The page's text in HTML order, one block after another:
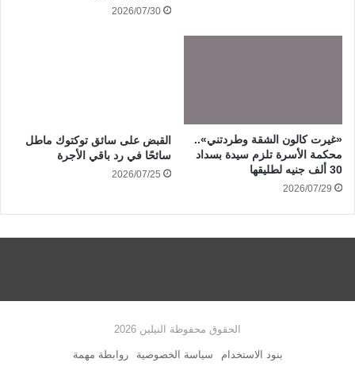
2026/07/30
«غيرت كالون الشقة وطردتني»..
محكمة الأسرة تلزم سيدة بسداد
30 ألف جنيه لطليقها
2026/07/29
القبض على سائق توكتوك ماطل
سائحًا في رد باقي الأجرة
2026/07/25
الحقوق محفوظة النيلين 2026
بنود الاستخدام سياسة الخصوصية روابطة مهمة